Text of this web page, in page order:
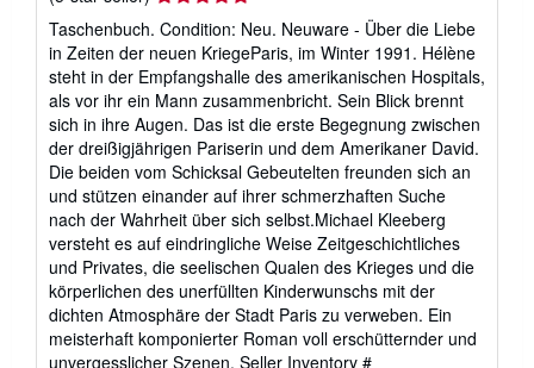
rating
5
out
of
5
stars
Taschenbuch. Condition: Neu. Neuware - Über die Liebe
in Zeiten der neuen KriegeParis, im Winter 1991. Hélène
steht in der Empfangshalle des amerikanischen Hospitals,
als vor ihr ein Mann zusammenbricht. Sein Blick brennt
sich in ihre Augen. Das ist die erste Begegnung zwischen
der dreißigjährigen Pariserin und dem Amerikaner David.
Die beiden vom Schicksal Gebeutelten freunden sich an
und stützen einander auf ihrer schmerzhaften Suche
nach der Wahrheit über sich selbst.Michael Kleeberg
versteht es auf eindringliche Weise Zeitgeschichtliches
und Privates, die seelischen Qualen des Krieges und die
körperlichen des unerfüllten Kinderwunschs mit der
dichten Atmosphäre der Stadt Paris zu verweben. Ein
meisterhaft komponierter Roman voll erschütternder und
unvergesslicher Szenen. Seller Inventory #